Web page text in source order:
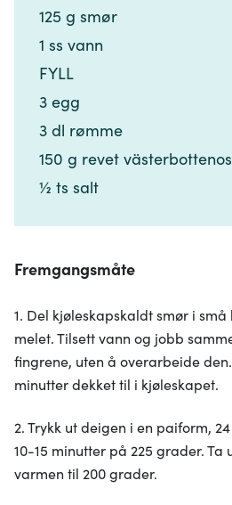
125 g smør​​​​‌ ‍ ​‍​‍‌‍ ‌ ​‍‌‍‍‌‌‍‌ ‌‍‍‌‌‍ ‍​‍​‍​ ‍‍​‍​‍‌ ​ ‌‍​‌‌‍ ‍‌‍‍‌‌ ‌​‌ ‍‌​‍ ‍‌‍‍‌‌‍ ​‍​‍​‍ ​​‍​‍‌‍‍​‌ ​‍‌‍‌‌‌‍‌‍​‍​‍​ ‍‍​‍​‍‌‍‍​‌ ‌​‌ ‌​‌ ​​‌ ​ ​ ‍‍​‍ ​‍ ‌‍​ ‌‍ ‌‌ ​ ​‍ ‍‌‍​ ‌‍‌‌‌ ​‍‌ ‌‍‌‍‌‌‌ ​‍‌‍​‌​‍ ‍‌ ​ ‌‍‌‌​‍ ‌ ​​‌ ​‍‌‍ ‌‍‌​‌ ‌‌‌‍​ ‌ ‌​‌‍‍‌‌‍ ‌‍ ‍​‍ ‌‍‍‌‌‍ ‍‌ ‌​‌‍‌‌‌‍ ‍‌ ‌​​‍ ‌‍‌‌‌‍‌​‌‍‍‌‌ ‌​​‍ ‌‍ ‌‌‍ ‌‍‌​‌‍‌‌​ ‌‌ ​​‌ ​‍‌‍‌‌‌ ​ ‌‍‌‌‌‍ ‍‌ ‌​‌‍​‌‌ ‌​‌‍‍‌‌‍ ‌‍ ‍​ ‍ ‌‍‍‌‌‍‌​​ ‌‌‍‍‌​ ​‌​ ‍​‌‍ ‍​‍ ‍​ ‌‍​ ‌​​ ​‌​ ‌ ​ ​‌​ ​‌‌‍​ ​ ‍​​‍ ‌​ ​​​ ​‍​ ‍​​ ‌​​‍ ‌​ ‌​‌‍‌​‌‍‌​​ ‌‌​‍ ‌‌‍​‌‌‍​‍​ ​‍‌‍‌‌​‍ ‌‌‍‌‌‌‍‌‌​ ‌ ‌‍​‍​ ​ ​ ‌ ‌‍​ ‌‍​‌​ ‌‌‌‍‌​​ ‌​​ ‌‌​‍ ‍‌‍ ‍‌‍ ​ ‍ ‌ ‌​‌ ‍‌‌ ​​‌‍‌‌​ ‌‌ ​​‌‍​‌‌‍‌ ‌‍‌‌​ ‍ ‌ ​​‌‍​‌‌ ‌​‌‍‍​​ ‌‌‍​‍‌‍ ​‌‍ ‌‍​ ‌‍‍ ‌ ​ ​‍‌‌​ ‌‌‌​​‍‌‌ ‌‍‍ ‌‍‌‌‌ ‍‌​‍‌‌​ ​ ‌​‌​​‍‌‌​ ​ ‌​‌​​‍‌‌​ ​‍​ ​‍​ ‌‌​ ​‌​ ​​​ ​ ‌‍‌‍​ ‌‍‌‍​ ‌‍​‍​‍ ‌‌‍​‌‌‍‌‌‌‍‌‌​ ​ ​‍ ‌​ ‌​​ ‍​‌‍​ ‌‍​ ​‍ ‌​ ‍​​ ‍​​ ‌ ‌‍‌​​‍ ‌​ ‍​​ ​​‌‍​‍‌‍‌‍​ ‌​‌‍‌‍​ ‌ ‌‍‌‍​ ‍​​ ‍‌​ ​ ‌‍‌‍​‍‌‌​ ​‍​ ​‍​‍‌‌​ ‌‌‌​‌​​‍ ‍‌‍​ ‌‍ ‌‍ ​‌ ‌‌‌‍ ‌‌‍ ‍‌ ​ ​‍‌‌​ ‌‌‌​​‍‌‌ ‌‍‍ ‌‍‌‌‌ ‍‌​‍‌‌​ ​ ‌​‌​​‍‌‌​ ​ ‌​‌​​‍‌‌​ ​‍​ ​‍​ ‌‍​ ‌‍‌‍​‌‌‍‌‌​ ​ ​ ‌‍‌‍‌​​ ‌‌‌‍​‌‌‍​‍​ ‌​‌‍‌​​‍‌‌​ ​‍​ ​‍​‍‌‌​ ‌‌‌​‌​​‍ ‍‌‍‍‌‌ ‌​‌‍‌‌‌‍ ‌‌ ​ ​‍‌‌​ ‌‌‌​​‍​ ​‍​‍‌‌​ ‌‌‌​‌​​ ‌‍​‍‌‍​‌‌ ​ ‌‍‌‌‌‌‌‌‌ ​‍‌‍ ​​ ‌‌‍‍​‌ ‌​‌ ‌​‌ ​​‌ ​ ​‍‌‌​ ​ ‌​​‌​‍‌‌​ ​‍‌​‌‍​‍‌‌​ ​‍‌​‌‍‌‍​ ‌‍ ‌‌ ​ ​‍ ‍‌‍​ ‌‍‌‌‌ ​‍‌ ‌‍‌‍‌‌‌ ​‍‌‍​‌​‍ ‍‌ ​ ‌‍‌‌​‍‌‍‌‍‍‌‌‍‌​​ ‌‌‍‍‌​ ​‌​ ‍​‌‍ ‍​‍ ‍​ ‌‍​ ‌​​ ​‌​ ‌ ​ ​‌​ ​‌‌‍​ ​ ‍​​‍ ‌​ ​​​ ​‍​ ‍​​ ‌​​‍ ‌​ ‌​‌‍‌​‌‍‌​​ ‌‌​‍ ‌‌‍​‌‌‍​‍​ ​‍‌‍‌‌​‍ ‌‌‍‌‌‌‍‌‌​ ‌ ‌‍​‍​ ​ ​ ‌ ‌‍​ ‌‍​‌​ ‌‌‌‍‌​​ ‌​​ ‌‌​‍ ‍‌‍ ‍‌‍ ​‍‌‍‌ ‌​‌ ‍‌‌ ​​‌‍‌‌​ ‌‌ ​​‌‍​‌‌‍‌ ‌‍‌‌​‍‌‍‌ ​​‌‍​‌‌ ‌​‌‍‍​​ ‌‌‍​‍‌‍ ​‌‍ ‌‍​ ‌‍‍ ‌ ​ ​‍‌‌​ ‌‌‌​​‍‌‌ ‌‍‍ ‌‍‌‌‌ ‍‌​‍‌‌​ ​ ‌​‌​​‍‌‌​ ​ ‌​‌​​‍‌‌​ ​‍​ ​‍​ ‌‌​ ​‌​ ​​​ ​ ‌‍‌‍​ ‌‍‌‍​ ‌‍​‍​‍ ‌‌‍​‌‌‍‌‌‌‍‌‌​ ​ ​‍ ‌​ ‌​​ ‍​‌‍​ ‌‍​ ​‍ ‌​ ‍​​ ‍​​ ‌ ‌‍‌​​‍ ‌​ ‍​​ ​​‌‍​‍‌‍‌‍​ ‌​‌‍‌‍​ ‌ ‌‍‌‍​ ‍​​ ‍‌​ ​ ‌‍‌‍​‍‌‌​ ​‍​ ​‍​‍‌‌​ ‌‌‌​‌​​‍ ‍‌‍​ ‌‍ ‌‍ ​‌ ‌‌‌‍ ‌‌‍ ‍‌ ​ ​‍‌‌​ ‌‌‌​​‍‌‌ ‌‍‍ ‌‍‌‌‌ ‍‌​‍‌‌​ ​ ‌​‌​​‍‌‌​ ​ ‌​‌​​‍‌‌​ ​‍​ ​‍​ ‌‍​ ‌‍‌‍​‌‌‍‌‌​ ​ ​ ‌‍‌‍‌​​ ‌‌‌‍​‌‌‍​‍​ ‌​‌‍‌​​‍‌‌​ ​‍​ ​‍​‍‌‌​ ‌‌‌​‌​​‍ ‍‌‍‍‌‌ ‌​‌‍‌‌‌‍ ‌‌ ​ ​‍‌‌​ ‌‌‌​​‍​ ​‍​‍‌‌​ ‌‌‌​‌​​‍‌‍‌ ‌ ‌‍ ‌ ​‍‌‍‍ ‌ ​ ‌ ​​‌‍​‌‌‍​ ‌‍‌‌​ ‌‌ ​​‌ ​‍‌‍ ‌‍‌​‌ ‌‌‌‍​ ‌ ‌​‌‍‍‌‌‍ ‌‍ ‍​‍‌‍‌ ​​‌‍‌‌‌ ​‍‌ ​ ‌ ​​‌‍‌‌‌‍​ ‌ ‌​‌‍‍‌‌ ‌‍‌‍‌‌​ ‌‌ ​​‌ ‌‌‌‍​‍‌‍ ​‌‍‍‌‌ ​ ‌‍‍​‌‍‌‌‌‍‌​​‍​‍‌ ‌
1 ss vann​​​​‌ ‍ ​‍​‍‌‍ ‌ ​‍‌‍‍‌‌‍‌ ‌‍‍‌‌‍ ‍​‍​‍​ ‍‍​‍​‍‌ ​ ‌‍​‌‌‍ ‍‌‍‍‌‌ ‌​‌ ‍‌​‍ ‍‌‍‍‌‌‍ ​‍​‍​‍ ​​‍​‍‌‍‍​‌ ​‍‌‍‌‌‌‍‌‍​‍​‍​ ‍‍​‍​‍‌‍‍​‌ ‌​‌ ‌​‌ ​​‌ ​ ​ ‍‍​‍ ​‍ ‌‍​ ‌‍ ‌‌ ​ ​‍ ‍‌‍​ ‌‍‌‌‌ ​‍‌ ‌‍‌‍‌‌‌ ​‍‌‍​‌​‍ ‍‌ ​ ‌‍‌‌​‍ ‌ ​​‌ ​‍‌‍ ‌‍‌​‌ ‌‌‌‍​ ‌ ‌​‌‍‍‌‌‍ ‌‍ ‍​‍ ‌‍‍‌‌‍ ‍‌ ‌​‌‍‌‌‌‍ ‍‌ ‌​​‍ ‌‍‌‌‌‍‌​‌‍‍‌‌ ‌​​‍ ‌‍ ‌‌‍ ‌‍‌​‌‍‌‌​ ‌‌ ​​‌ ​‍‌‍‌‌‌ ​ ‌‍‌‌‌‍ ‍‌ ‌​‌‍​‌‌ ‌​‌‍‍‌‌‍ ‌‍ ‍​ ‍ ‌‍‍‌‌‍‌​​ ‌‌‍‍‌​ ​‌​ ‍​‌‍ ‍​‍ ‍​ ‌‍​ ‌​​ ​‌​ ‌ ​ ​‌​ ​‌‌‍​ ​ ‍​​‍ ‌​ ​​​ ​‍​ ‍​​ ‌​​‍ ‌​ ‌​‌‍‌​‌‍‌​​ ‌‌​‍ ‌‌‍​‌‌‍​‍​ ​‍‌‍‌‌​‍ ‌‌‍‌‌‌‍‌‌​ ‌ ‌‍​‍​ ​ ​ ‌ ‌‍​ ‌‍​‌​ ‌‌‌‍‌​​ ‌​​ ‌‌​‍ ‍‌‍ ‍‌‍ ​ ‍ ‌ ‌​‌ ‍‌‌ ​​‌‍‌‌​ ‌‌ ​​‌‍​‌‌‍‌ ‌‍‌‌​ ‍ ‌ ​​‌‍​‌‌ ‌​‌‍‍​​ ‌‌‍​‍‌‍ ​‌‍ ‌‍​ ‌‍‍ ‌ ​ ​‍‌‌​ ‌‌‌​​‍‌‌ ‌‍‍ ‌‍‌‌‌ ‍‌​‍‌‌​ ​ ‌​‌​​‍‌‌​ ​ ‌​‌​​‍‌‌​ ​‍​ ​‍​ ‌‌​ ​‌​ ​​​ ​ ‌‍‌‍​ ‌‍‌‍​ ‌‍​‍​‍ ‌‌‍​‌‌‍‌‌‌‍‌‌​ ​ ​‍ ‌​ ‌​​ ‍​‌‍​ ‌‍​ ​‍ ‌​ ‍​​ ‍​​ ‌ ‌‍‌​​‍ ‌​ ‍​​ ​​‌‍​‍‌‍‌‍​ ‌​‌‍‌‍​ ‌ ‌‍‌‍​ ‍​​ ‍‌​ ​ ‌‍‌‍​‍‌‌​ ​‍​ ​‍​‍‌‌​ ‌‌‌​‌​​‍ ‍‌‍​ ‌‍ ‌‍ ​‌ ‌‌‌‍ ‌‌‍ ‍‌ ​ ​‍‌‌​ ‌‌‌​​‍‌‌ ‌‍‍ ‌‍‌‌‌ ‍‌​‍‌‌​ ​ ‌​‌​​‍‌‌​ ​ ‌​‌​​‍‌‌​ ​‍​ ​‍​ ‌‍​ ‌‍‌‍​‌‌‍‌‌​ ​ ​ ‌‍‌‍‌​​ ‌‌‌‍​‌‌‍​‍​ ‌​‌‍‌​​‍‌‌​ ​‍​ ​‍​‍‌‌​ ‌‌‌​‌​​‍ ‍‌‍‍‌‌ ‌​‌‍‌‌‌‍ ‌‌ ​ ​‍‌‌​ ‌‌‌​​‍​ ​ ​‍‌‌​ ‌‌‌​‌​​ ‌‍​‍‌‍​‌‌ ​ ‌‍‌‌‌‌‌‌‌ ​‍‌‍ ​​ ‌‌‍‍​‌ ‌​‌ ‌​‌ ​​‌ ​ ​‍‌‌​ ​ ‌​​‌​‍‌‌​ ​‍‌​‌‍​‍‌‌​ ​‍‌​‌‍‌‍​ ‌‍ ‌‌ ​ ​‍ ‍‌‍​ ‌‍‌‌‌ ​‍‌ ‌‍‌‍‌‌‌ ​‍‌‍​‌​‍ ‍‌ ​ ‌‍‌‌​‍‌‍‌‍‍‌‌‍‌​​ ‌‌‍‍‌​ ​‌​ ‍​‌‍ ‍​‍ ‍​ ‌‍​ ‌​​ ​‌​ ‌ ​ ​‌​ ​‌‌‍​ ​ ‍​​‍ ‌​ ​​​ ​‍​ ‍​​ ‌​​‍ ‌​ ‌​‌‍‌​‌‍‌​​ ‌‌​‍ ‌‌‍​‌‌‍​‍​ ​‍‌‍‌‌​‍ ‌‌‍‌‌‌‍‌‌​ ‌ ‌‍​‍​ ​ ​ ‌ ‌‍​ ‌‍​‌​ ‌‌‌‍‌​​ ‌​​ ‌‌​‍ ‍‌‍ ‍‌‍ ​‍‌‍‌ ‌​‌ ‍‌‌ ​​‌‍‌‌​ ‌‌ ​​‌‍​‌‌‍‌ ‌‍‌‌​‍‌‍‌ ​​‌‍​‌‌ ‌​‌‍‍​​ ‌‌‍​‍‌‍ ​‌‍ ‌‍​ ‌‍‍ ‌ ​ ​‍‌‌​ ‌‌‌​​‍‌‌ ‌‍‍ ‌‍‌‌‌ ‍‌​‍‌‌​ ​ ‌​‌​​‍‌‌​ ​ ‌​‌​​‍‌‌​ ​‍​ ​‍​ ‌‌​ ​‌​ ​​​ ​ ‌‍‌‍​ ‌‍‌‍​ ‌‍​‍​‍ ‌‌‍​‌‌‍‌‌‌‍‌‌​ ​ ​‍ ‌​ ‌​​ ‍​‌‍​ ‌‍​ ​‍ ‌​ ‍​​ ‍​​ ‌ ‌‍‌​​‍ ‌​ ‍​​ ​​‌‍​‍‌‍‌‍​ ‌​‌‍‌‍​ ‌ ‌‍‌‍​ ‍​​ ‍‌​ ​ ‌‍‌‍​‍‌‌​ ​‍​ ​‍​‍‌‌​ ‌‌‌​‌​​‍ ‍‌‍​ ‌‍ ‌‍ ​‌ ‌‌‌‍ ‌‌‍ ‍‌ ​ ​‍‌‌​ ‌‌‌​​‍‌‌ ‌‍‍ ‌‍‌‌‌ ‍‌​‍‌‌​ ​ ‌​‌​​‍‌‌​ ​ ‌​‌​​‍‌‌​ ​‍​ ​‍​ ‌‍​ ‌‍‌‍​‌‌‍‌‌​ ​ ​ ‌‍‌‍‌​​ ‌‌‌‍​‌‌‍​‍​ ‌​‌‍‌​​‍‌‌​ ​‍​ ​‍​‍‌‌​ ‌‌‌​‌​​‍ ‍‌‍‍‌‌ ‌​‌‍‌‌‌‍ ‌‌ ​ ​‍‌‌​ ‌‌‌​​‍​ ​ ​‍‌‌​ ‌‌‌​‌​​‍‌‍‌ ‌ ‌‍ ‌ ​‍‌‍‍ ‌ ​ ‌ ​​‌‍​‌‌‍​ ‌‍‌‌​ ‌‌ ​​‌ ​‍‌‍ ‌‍‌​‌ ‌‌‌‍​ ‌ ‌​‌‍‍‌‌‍ ‌‍ ‍​‍‌‍‌ ​​‌‍‌‌‌ ​‍‌ ​ ‌ ​​‌‍‌‌‌‍​ ‌ ‌​‌‍‍‌‌ ‌‍‌‍‌‌​ ‌‌ ​​‌ ‌‌‌‍​‍‌‍ ​‌‍‍‌‌ ​ ‌‍‍​‌‍‌‌‌‍‌​​‍​‍‌ ‌
FYLL​​​​‌ ‍ ​‍​‍‌‍ ‌ ​‍‌‍‍‌‌‍‌ ‌‍‍‌‌‍ ‍​‍​‍​ ‍‍​‍​‍‌ ​ ‌‍​‌‌‍ ‍‌‍‍‌‌ ‌​‌ ‍‌​‍ ‍‌‍‍‌‌‍ ​‍​‍​‍ ​​‍​‍‌‍‍​‌ ​‍‌‍‌‌‌‍‌‍​‍​‍​ ‍‍​‍​‍‌‍‍​‌ ‌​‌ ‌​‌ ​​‌ ​ ​ ‍‍​‍ ​‍ ‌‍​ ‌‍ ‌‌ ​ ​‍ ‍‌‍​ ‌‍‌‌‌ ​‍‌ ‌‍‌‍‌‌‌ ​‍‌‍​‌​‍ ‍‌ ​ ‌‍‌‌​‍ ‌ ​​‌ ​‍‌‍ ‌‍‌​‌ ‌‌‌‍​ ‌ ‌​‌‍‍‌‌‍ ‌‍ ‍​‍ ‌‍‍‌‌‍ ‍‌ ‌​‌‍‌‌‌‍ ‍‌ ‌​​‍ ‌‍‌‌‌‍‌​‌‍‍‌‌ ‌​​‍ ‌‍ ‌‌‍ ‌‍‌​‌‍‌‌​ ‌‌ ​​‌ ​‍‌‍‌‌‌ ​ ‌‍‌‌‌‍ ‍‌ ‌​‌‍​‌‌ ‌​‌‍‍‌‌‍ ‌‍ ‍​ ‍ ‌‍‍‌‌‍‌​​ ‌‌‍‍‌​ ​‌​ ‍​‌‍ ‍​‍ ‍​ ‌‍​ ‌​​ ​‌​ ‌ ​ ​‌​ ​‌‌‍​ ​ ‍​​‍ ‌​ ​​​ ​‍​ ‍​​ ‌​​‍ ‌​ ‌​‌‍‌​‌‍‌​​ ‌‌​‍ ‌‌‍​‌‌‍​‍​ ​‍‌‍‌‌​‍ ‌‌‍‌‌‌‍‌‌​ ‌ ‌‍​‍​ ​ ​ ‌ ‌‍​ ‌‍​‌​ ‌‌‌‍‌​​ ‌​​ ‌‌​‍ ‍‌‍ ‍‌‍ ​ ‍ ‌ ‌​‌ ‍‌‌ ​​‌‍‌‌​ ‌‌ ​​‌‍​‌‌‍‌ ‌‍‌‌​ ‍ ‌ ​​‌‍​‌‌ ‌​‌‍‍​​ ‌‌‍​‍‌‍ ​‌‍ ‌‍​ ‌‍‍ ‌ ​ ​‍‌‌​ ‌‌‌​​‍‌‌ ‌‍‍ ‌‍‌‌‌ ‍‌​‍‌‌​ ​ ‌​‌​​‍‌‌​ ​ ‌​‌​​‍‌‌​ ​‍​ ​‍​ ‌‌​ ​‌​ ​​​ ​ ‌‍‌‍​ ‌‍‌‍​ ‌‍​‍​‍ ‌‌‍​‌‌‍‌‌‌‍‌‌​ ​ ​‍ ‌​ ‌​​ ‍​‌‍​ ‌‍​ ​‍ ‌​ ‍​​ ‍​​ ‌ ‌‍‌​​‍ ‌​ ‍​​ ​​‌‍​‍‌‍‌‍​ ‌​‌‍‌‍​ ‌ ‌‍‌‍​ ‍​​ ‍‌​ ​ ‌‍‌‍​‍‌‌​ ​‍​ ​‍​‍‌‌​ ‌‌‌​‌​​‍ ‍‌‍​ ‌‍ ‌‍ ​‌ ‌‌‌‍ ‌‌‍ ‍‌ ​ ​‍‌‌​ ‌‌‌​​‍‌‌ ‌‍‍ ‌‍‌‌‌ ‍‌​‍‌‌​ ​ ‌​‌​​‍‌‌​ ​ ‌​‌​​‍‌‌​ ​‍​ ​‍​ ‌‍​ ‌‍‌‍​‌‌‍‌‌​ ​ ​ ‌‍‌‍‌​​ ‌‌‌‍​‌‌‍​‍​ ‌​‌‍‌​​‍‌‌​ ​‍​ ​‍​‍‌‌​ ‌‌‌​‌​​‍ ‍‌‍‍‌‌ ‌​‌‍‌‌‌‍ ‌‌ ​ ​‍‌‌​ ‌‌‌​​‍​ ‌​​‍‌‌​ ‌‌‌​‌​​ ‌‍​‍‌‍​‌‌ ​ ‌‍‌‌‌‌‌‌‌ ​‍‌‍ ​​ ‌‌‍‍​‌ ‌​‌ ‌​‌ ​​‌ ​ ​‍‌‌​ ​ ‌​​‌​‍‌‌​ ​‍‌​‌‍​‍‌‌​ ​‍‌​‌‍‌‍​ ‌‍ ‌‌ ​ ​‍ ‍‌‍​ ‌‍‌‌‌ ​‍‌ ‌‍‌‍‌‌‌ ​‍‌‍​‌​‍ ‍‌ ​ ‌‍‌‌​‍‌‍‌‍‍‌‌‍‌​​ ‌‌‍‍‌​ ​‌​ ‍​‌‍ ‍​‍ ‍​ ‌‍​ ‌​​ ​‌​ ‌ ​ ​‌​ ​‌‌‍​ ​ ‍​​‍ ‌​ ​​​ ​‍​ ‍​​ ‌​​‍ ‌​ ‌​‌‍‌​‌‍‌​​ ‌‌​‍ ‌‌‍​‌‌‍​‍​ ​‍‌‍‌‌​‍ ‌‌‍‌‌‌‍‌‌​ ‌ ‌‍​‍​ ​ ​ ‌ ‌‍​ ‌‍​‌​ ‌‌‌‍‌​​ ‌​​ ‌‌​‍ ‍‌‍ ‍‌‍ ​‍‌‍‌ ‌​‌ ‍‌‌ ​​‌‍‌‌​ ‌‌ ​​‌‍​‌‌‍‌ ‌‍‌‌​‍‌‍‌ ​​‌‍​‌‌ ‌​‌‍‍​​ ‌‌‍​‍‌‍ ​‌‍ ‌‍​ ‌‍‍ ‌ ​ ​‍‌‌​ ‌‌‌​​‍‌‌ ‌‍‍ ‌‍‌‌‌ ‍‌​‍‌‌​ ​ ‌​‌​​‍‌‌​ ​ ‌​‌​​‍‌‌​ ​‍​ ​‍​ ‌‌​ ​‌​ ​​​ ​ ‌‍‌‍​ ‌‍‌‍​ ‌‍​‍​‍ ‌‌‍​‌‌‍‌‌‌‍‌‌​ ​ ​‍ ‌​ ‌​​ ‍​‌‍​ ‌‍​ ​‍ ‌​ ‍​​ ‍​​ ‌ ‌‍‌​​‍ ‌​ ‍​​ ​​‌‍​‍‌‍‌‍​ ‌​‌‍‌‍​ ‌ ‌‍‌‍​ ‍​​ ‍‌​ ​ ‌‍‌‍​‍‌‌​ ​‍​ ​‍​‍‌‌​ ‌‌‌​‌​​‍ ‍‌‍​ ‌‍ ‌‍ ​‌ ‌‌‌‍ ‌‌‍ ‍‌ ​ ​‍‌‌​ ‌‌‌​​‍‌‌ ‌‍‍ ‌‍‌‌‌ ‍‌​‍‌‌​ ​ ‌​‌​​‍‌‌​ ​ ‌​‌​​‍‌‌​ ​‍​ ​‍​ ‌‍​ ‌‍‌‍​‌‌‍‌‌​ ​ ​ ‌‍‌‍‌​​ ‌‌‌‍​‌‌‍​‍​ ‌​‌‍‌​​‍‌‌​ ​‍​ ​‍​‍‌‌​ ‌‌‌​‌​​‍ ‍‌‍‍‌‌ ‌​‌‍‌‌‌‍ ‌‌ ​ ​‍‌‌​ ‌‌‌​​‍​ ‌​​‍‌‌​ ‌‌‌​‌​​‍‌‍‌ ‌ ‌‍ ‌ ​‍‌‍‍ ‌ ​ ‌ ​​‌‍​‌‌‍​ ‌‍‌‌​ ‌‌ ​​‌ ​‍‌‍ ‌‍‌​‌ ‌‌‌‍​ ‌ ‌​‌‍‍‌‌‍ ‌‍ ‍​‍‌‍‌ ​​‌‍‌‌‌ ​‍‌ ​ ‌ ​​‌‍‌‌‌‍​ ‌ ‌​‌‍‍‌‌ ‌‍‌‍‌‌​ ‌‌ ​​‌ ‌‌‌‍​‍‌‍ ​‌‍‍‌‌ ​ ‌‍‍​‌‍‌‌‌‍‌​​‍​‍‌ ‌
3 egg​​​​‌ ‍ ​‍​‍‌‍ ‌ ​‍‌‍‍‌‌‍‌ ‌‍‍‌‌‍ ‍​‍​‍​ ‍‍​‍​‍‌ ​ ‌‍​‌‌‍ ‍‌‍‍‌‌ ‌​‌ ‍‌​‍ ‍‌‍‍‌‌‍ ​‍​‍​‍ ​​‍​‍‌‍‍​‌ ​‍‌‍‌‌‌‍‌‍​‍​‍​ ‍‍​‍​‍‌‍‍​‌ ‌​‌ ‌​‌ ​​‌ ​ ​ ‍‍​‍ ​‍ ‌‍​ ‌‍ ‌‌ ​ ​‍ ‍‌‍​ ‌‍‌‌‌ ​‍‌ ‌‍‌‍‌‌‌ ​‍‌‍​‌​‍ ‍‌ ​ ‌‍‌‌​‍ ‌ ​​‌ ​‍‌‍ ‌‍‌​‌ ‌‌‌‍​ ‌ ‌​‌‍‍‌‌‍ ‌‍ ‍​‍ ‌‍‍‌‌‍ ‍‌ ‌​‌‍‌‌‌‍ ‍‌ ‌​​‍ ‌‍‌‌‌‍‌​‌‍‍‌‌ ‌​​‍ ‌‍ ‌‌‍ ‌‍‌​‌‍‌‌​ ‌‌ ​​‌ ​‍‌‍‌‌‌ ​ ‌‍‌‌‌‍ ‍‌ ‌​‌‍​‌‌ ‌​‌‍‍‌‌‍ ‌‍ ‍​ ‍ ‌‍‍‌‌‍‌​​ ‌‌‍‍‌​ ​‌​ ‍​‌‍ ‍​‍ ‍​ ‌‍​ ‌​​ ​‌​ ‌ ​ ​‌​ ​‌‌‍​ ​ ‍​​‍ ‌​ ​​​ ​‍​ ‍​​ ‌​​‍ ‌​ ‌​‌‍‌​‌‍‌​​ ‌‌​‍ ‌‌‍​‌‌‍​‍​ ​‍‌‍‌‌​‍ ‌‌‍‌‌‌‍‌‌​ ‌ ‌‍​‍​ ​ ​ ‌ ‌‍​ ‌‍​‌​ ‌‌‌‍‌​​ ‌​​ ‌‌​‍ ‍‌‍ ‍‌‍ ​ ‍ ‌ ‌​‌ ‍‌‌ ​​‌‍‌‌​ ‌‌ ​​‌‍​‌‌‍‌ ‌‍‌‌​ ‍ ‌ ​​‌‍​‌‌ ‌​‌‍‍​​ ‌‌‍​‍‌‍ ​‌‍ ‌‍​ ‌‍‍ ‌ ​ ​‍‌‌​ ‌‌‌​​‍‌‌ ‌‍‍ ‌‍‌‌‌ ‍‌​‍‌‌​ ​ ‌​‌​​‍‌‌​ ​ ‌​‌​​‍‌‌​ ​‍​ ​‍​ ‌‌​ ​‌​ ​​​ ​ ‌‍‌‍​ ‌‍‌‍​ ‌‍​‍​‍ ‌‌‍​‌‌‍‌‌‌‍‌‌​ ​ ​‍ ‌​ ‌​​ ‍​‌‍​ ‌‍​ ​‍ ‌​ ‍​​ ‍​​ ‌ ‌‍‌​​‍ ‌​ ‍​​ ​​‌‍​‍‌‍‌‍​ ‌​‌‍‌‍​ ‌ ‌‍‌‍​ ‍​​ ‍‌​ ​ ‌‍‌‍​‍‌‌​ ​‍​ ​‍​‍‌‌​ ‌‌‌​‌​​‍ ‍‌‍​ ‌‍ ‌‍ ​‌ ‌‌‌‍ ‌‌‍ ‍‌ ​ ​‍‌‌​ ‌‌‌​​‍‌‌ ‌‍‍ ‌‍‌‌‌ ‍‌​‍‌‌​ ​ ‌​‌​​‍‌‌​ ​ ‌​‌​​‍‌‌​ ​‍​ ​‍​ ‌‍​ ‌‍‌‍​‌‌‍‌‌​ ​ ​ ‌‍‌‍‌​​ ‌‌‌‍​‌‌‍​‍​ ‌​‌‍‌​​‍‌‌​ ​‍​ ​‍​‍‌‌​ ‌‌‌​‌​​‍ ‍‌‍‍‌‌ ‌​‌‍‌‌‌‍ ‌‌ ​ ​‍‌‌​ ‌‌‌​​‍​ ‌‌​‍‌‌​ ‌‌‌​‌​​ ‌‍​‍‌‍​‌‌ ​ ‌‍‌‌‌‌‌‌‌ ​‍‌‍ ​​ ‌‌‍‍​‌ ‌​‌ ‌​‌ ​​‌ ​ ​‍‌‌​ ​ ‌​​‌​‍‌‌​ ​‍‌​‌‍​‍‌‌​ ​‍‌​‌‍‌‍​ ‌‍ ‌‌ ​ ​‍ ‍‌‍​ ‌‍‌‌‌ ​‍‌ ‌‍‌‍‌‌‌ ​‍‌‍​‌​‍ ‍‌ ​ ‌‍‌‌​‍‌‍‌‍‍‌‌‍‌​​ ‌‌‍‍‌​ ​‌​ ‍​‌‍ ‍​‍ ‍​ ‌‍​ ‌​​ ​‌​ ‌ ​ ​‌​ ​‌‌‍​ ​ ‍​​‍ ‌​ ​​​ ​‍​ ‍​​ ‌​​‍ ‌​ ‌​‌‍‌​‌‍‌​​ ‌‌​‍ ‌‌‍​‌‌‍​‍​ ​‍‌‍‌‌​‍ ‌‌‍‌‌‌‍‌‌​ ‌ ‌‍​‍​ ​ ​ ‌ ‌‍​ ‌‍​‌​ ‌‌‌‍‌​​ ‌​​ ‌‌​‍ ‍‌‍ ‍‌‍ ​‍‌‍‌ ‌​‌ ‍‌‌ ​​‌‍‌‌​ ‌‌ ​​‌‍​‌‌‍‌ ‌‍‌‌​‍‌‍‌ ​​‌‍​‌‌ ‌​‌‍‍​​ ‌‌‍​‍‌‍ ​‌‍ ‌‍​ ‌‍‍ ‌ ​ ​‍‌‌​ ‌‌‌​​‍‌‌ ‌‍‍ ‌‍‌‌‌ ‍‌​‍‌‌​ ​ ‌​‌​​‍‌‌​ ​ ‌​‌​​‍‌‌​ ​‍​ ​‍​ ‌‌​ ​‌​ ​​​ ​ ‌‍‌‍​ ‌‍‌‍​ ‌‍​‍​‍ ‌‌‍​‌‌‍‌‌‌‍‌‌​ ​ ​‍ ‌​ ‌​​ ‍​‌‍​ ‌‍​ ​‍ ‌​ ‍​​ ‍​​ ‌ ‌‍‌​​‍ ‌​ ‍​​ ​​‌‍​‍‌‍‌‍​ ‌​‌‍‌‍​ ‌ ‌‍‌‍​ ‍​​ ‍‌​ ​ ‌‍‌‍​‍‌‌​ ​‍​ ​‍​‍‌‌​ ‌‌‌​‌​​‍ ‍‌‍​ ‌‍ ‌‍ ​‌ ‌‌‌‍ ‌‌‍ ‍‌ ​ ​‍‌‌​ ‌‌‌​​‍‌‌ ‌‍‍ ‌‍‌‌‌ ‍‌​‍‌‌​ ​ ‌​‌​​‍‌‌​ ​ ‌​‌​​‍‌‌​ ​‍​ ​‍​ ‌‍​ ‌‍‌‍​‌‌‍‌‌​ ​ ​ ‌‍‌‍‌​​ ‌‌‌‍​‌‌‍​‍​ ‌​‌‍‌​​‍‌‌​ ​‍​ ​‍​‍‌‌​ ‌‌‌​‌​​‍ ‍‌‍‍‌‌ ‌​‌‍‌‌‌‍ ‌‌ ​ ​‍‌‌​ ‌‌‌​​‍​ ‌‌​‍‌‌​ ‌‌‌​‌​​‍‌‍‌ ‌ ‌‍ ‌ ​‍‌‍‍ ‌ ​ ‌ ​​‌‍​‌‌‍​ ‌‍‌‌​ ‌‌ ​​‌ ​‍‌‍ ‌‍‌​‌ ‌‌‌‍​ ‌ ‌​‌‍‍‌‌‍ ‌‍ ‍​‍‌‍‌ ​​‌‍‌‌‌ ​‍‌ ​ ‌ ​​‌‍‌‌‌‍​ ‌ ‌​‌‍‍‌‌ ‌‍‌‍‌‌​ ‌‌ ​​‌ ‌‌‌‍​‍‌‍ ​‌‍‍‌‌ ​ ‌‍‍​‌‍‌‌‌‍‌​​‍​‍‌ ‌
3 dl rømme​​​​‌ ‍ ​‍​‍‌‍ ‌ ​‍‌‍‍‌‌‍‌ ‌‍‍‌‌‍ ‍​‍​‍​ ‍‍​‍​‍‌ ​ ‌‍​‌‌‍ ‍‌‍‍‌‌ ‌​‌ ‍‌​‍ ‍‌‍‍‌‌‍ ​‍​‍​‍ ​​‍​‍‌‍‍​‌ ​‍‌‍‌‌‌‍‌‍​‍​‍​ ‍‍​‍​‍‌‍‍​‌ ‌​‌ ‌​‌ ​​‌ ​ ​ ‍‍​‍ ​‍ ‌‍​ ‌‍ ‌‌ ​ ​‍ ‍‌‍​ ‌‍‌‌‌ ​‍‌ ‌‍‌‍‌‌‌ ​‍‌‍​‌​‍ ‍‌ ​ ‌‍‌‌​‍ ‌ ​​‌ ​‍‌‍ ‌‍‌​‌ ‌‌‌‍​ ‌ ‌​‌‍‍‌‌‍ ‌‍ ‍​‍ ‌‍‍‌‌‍ ‍‌ ‌​‌‍‌‌‌‍ ‍‌ ‌​​‍ ‌‍‌‌‌‍‌​‌‍‍‌‌ ‌​​‍ ‌‍ ‌‌‍ ‌‍‌​‌‍‌‌​ ‌‌ ​​‌ ​‍‌‍‌‌‌ ​ ‌‍‌‌‌‍ ‍‌ ‌​‌‍​‌‌ ‌​‌‍‍‌‌‍ ‌‍ ‍​ ‍ ‌‍‍‌‌‍‌​​ ‌‌‍‍‌​ ​‌​ ‍​‌‍ ‍​‍ ‍​ ‌‍​ ‌​​ ​‌​ ‌ ​ ​‌​ ​‌‌‍​ ​ ‍​​‍ ‌​ ​​​ ​‍​ ‍​​ ‌​​‍ ‌​ ‌​‌‍‌​‌‍‌​​ ‌‌​‍ ‌‌‍​‌‌‍​‍​ ​‍‌‍‌‌​‍ ‌‌‍‌‌‌‍‌‌​ ‌ ‌‍​‍​ ​ ​ ‌ ‌‍​ ‌‍​‌​ ‌‌‌‍‌​​ ‌​​ ‌‌​‍ ‍‌‍ ‍‌‍ ​ ‍ ‌ ‌​‌ ‍‌‌ ​​‌‍‌‌​ ‌‌ ​​‌‍​‌‌‍‌ ‌‍‌‌​ ‍ ‌ ​​‌‍​‌‌ ‌​‌‍‍​​ ‌‌‍​‍‌‍ ​‌‍ ‌‍​ ‌‍‍ ‌ ​ ​‍‌‌​ ‌‌‌​​‍‌‌ ‌‍‍ ‌‍‌‌‌ ‍‌​‍‌‌​ ​ ‌​‌​​‍‌‌​ ​ ‌​‌​​‍‌‌​ ​‍​ ​‍​ ‌‌​ ​‌​ ​​​ ​ ‌‍‌‍​ ‌‍‌‍​ ‌‍​‍​‍ ‌‌‍​‌‌‍‌‌‌‍‌‌​ ​ ​‍ ‌​ ‌​​ ‍​‌‍​ ‌‍​ ​‍ ‌​ ‍​​ ‍​​ ‌ ‌‍‌​​‍ ‌​ ‍​​ ​​‌‍​‍‌‍‌‍​ ‌​‌‍‌‍​ ‌ ‌‍‌‍​ ‍​​ ‍‌​ ​ ‌‍‌‍​‍‌‌​ ​‍​ ​‍​‍‌‌​ ‌‌‌​‌​​‍ ‍‌‍​ ‌‍ ‌‍ ​‌ ‌‌‌‍ ‌‌‍ ‍‌ ​ ​‍‌‌​ ‌‌‌​​‍‌‌ ‌‍‍ ‌‍‌‌‌ ‍‌​‍‌‌​ ​ ‌​‌​​‍‌‌​ ​ ‌​‌​​‍‌‌​ ​‍​ ​‍​ ‌‍​ ‌‍‌‍​‌‌‍‌‌​ ​ ​ ‌‍‌‍‌​​ ‌‌‌‍​‌‌‍​‍​ ‌​‌‍‌​​‍‌‌​ ​‍​ ​‍​‍‌‌​ ‌‌‌​‌​​‍ ‍‌‍‍‌‌ ‌​‌‍‌‌‌‍ ‌‌ ​ ​‍‌‌​ ‌‌‌​​‍​ ‌‍​‍‌‌​ ‌‌‌​‌​​ ‌‍​‍‌‍​‌‌ ​ ‌‍‌‌‌‌‌‌‌ ​‍‌‍ ​​ ‌‌‍‍​‌ ‌​‌ ‌​‌ ​​‌ ​ ​‍‌‌​ ​ ‌​​‌​‍‌‌​ ​‍‌​‌‍​‍‌‌​ ​‍‌​‌‍‌‍​ ‌‍ ‌‌ ​ ​‍ ‍‌‍​ ‌‍‌‌‌ ​‍‌ ‌‍‌‍‌‌‌ ​‍‌‍​‌​‍ ‍‌ ​ ‌‍‌‌​‍‌‍‌‍‍‌‌‍‌​​ ‌‌‍‍‌​ ​‌​ ‍​‌‍ ‍​‍ ‍​ ‌‍​ ‌​​ ​‌​ ‌ ​ ​‌​ ​‌‌‍​ ​ ‍​​‍ ‌​ ​​​ ​‍​ ‍​​ ‌​​‍ ‌​ ‌​‌‍‌​‌‍‌​​ ‌‌​‍ ‌‌‍​‌‌‍​‍​ ​‍‌‍‌‌​‍ ‌‌‍‌‌‌‍‌‌​ ‌ ‌‍​‍​ ​ ​ ‌ ‌‍​ ‌‍​‌​ ‌‌‌‍‌​​ ‌​​ ‌‌​‍ ‍‌‍ ‍‌‍ ​‍‌‍‌ ‌​‌ ‍‌‌ ​​‌‍‌‌​ ‌‌ ​​‌‍​‌‌‍‌ ‌‍‌‌​‍‌‍‌ ​​‌‍​‌‌ ‌​‌‍‍​​ ‌‌‍​‍‌‍ ​‌‍ ‌‍​ ‌‍‍ ‌ ​ ​‍‌‌​ ‌‌‌​​‍‌‌ ‌‍‍ ‌‍‌‌‌ ‍‌​‍‌‌​ ​ ‌​‌​​‍‌‌​ ​ ‌​‌​​‍‌‌​ ​‍​ ​‍​ ‌‌​ ​‌​ ​​​ ​ ‌‍‌‍​ ‌‍‌‍​ ‌‍​‍​‍ ‌‌‍​‌‌‍‌‌‌‍‌‌​ ​ ​‍ ‌​ ‌​​ ‍​‌‍​ ‌‍​ ​‍ ‌​ ‍​​ ‍​​ ‌ ‌‍‌​​‍ ‌​ ‍​​ ​​‌‍​‍‌‍‌‍​ ‌​‌‍‌‍​ ‌ ‌‍‌‍​ ‍​​ ‍‌​ ​ ‌‍‌‍​‍‌‌​ ​‍​ ​‍​‍‌‌​ ‌‌‌​‌​​‍ ‍‌‍​ ‌‍ ‌‍ ​‌ ‌‌‌‍ ‌‌‍ ‍‌ ​ ​‍‌‌​ ‌‌‌​​‍‌‌ ‌‍‍ ‌‍‌‌‌ ‍‌​‍‌‌​ ​ ‌​‌​​‍‌‌​ ​ ‌​‌​​‍‌‌​ ​‍​ ​‍​ ‌‍​ ‌‍‌‍​‌‌‍‌‌​ ​ ​ ‌‍‌‍‌​​ ‌‌‌‍​‌‌‍​‍​ ‌​‌‍‌​​‍‌‌​ ​‍​ ​‍​‍‌‌​ ‌‌‌​‌​​‍ ‍‌‍‍‌‌ ‌​‌‍‌‌‌‍ ‌‌ ​ ​‍‌‌​ ‌‌‌​​‍​ ‌‍​‍‌‌​ ‌‌‌​‌​​‍‌‍‌ ‌ ‌‍ ‌ ​‍‌‍‍ ‌ ​ ‌ ​​‌‍​‌‌‍​ ‌‍‌‌​ ‌‌ ​​‌ ​‍‌‍ ‌‍‌​‌ ‌‌‌‍​ ‌ ‌​‌‍‍‌‌‍ ‌‍ ‍​‍‌‍‌ ​​‌‍‌‌‌ ​‍‌ ​ ‌ ​​‌‍‌‌‌‍​ ‌ ‌​‌‍‍‌‌ ‌‍‌‍‌‌​ ‌‌ ​​‌ ‌‌‌‍​‍‌‍ ​‌‍‍‌‌ ​ ‌‍‍​‌‍‌‌‌‍‌​​‍​‍‌ ‌
150 g revet västerbottenost​​​​‌
½ ts salt​​​​‌ ‍ ​‍​‍‌‍ ‌ ​‍‌‍‍‌‌‍‌ ‌‍‍‌‌‍ ‍​‍​‍​ ‍‍​‍​‍‌ ​ ‌‍​‌‌‍ ‍‌‍‍‌‌ ‌​‌ ‍‌​‍ ‍‌‍‍‌‌‍ ​‍​‍​‍ ​​‍​‍‌‍‍​‌ ​‍‌‍‌‌‌‍‌‍​‍​‍​ ‍‍​‍​‍‌‍‍​‌ ‌​‌ ‌​‌ ​​‌ ​ ​ ‍‍​‍ ​‍ ‌‍​ ‌‍ ‌‌ ​ ​‍ ‍‌‍​ ‌‍‌‌‌ ​‍‌ ‌‍‌‍‌‌‌ ​‍‌‍​‌​‍ ‍‌ ​ ‌‍‌‌​‍ ‌ ​​‌ ​‍‌‍ ‌‍‌​‌ ‌‌‌‍​ ‌ ‌​‌‍‍‌‌‍ ‌‍ ‍​‍ ‌‍‍‌‌‍ ‍‌ ‌​‌‍‌‌‌‍ ‍‌ ‌​​‍ ‌‍‌‌‌‍‌​‌‍‍‌‌ ‌​​‍ ‌‍ ‌‌‍ ‌‍‌​‌‍‌‌​ ‌‌ ​​‌ ​‍‌‍‌‌‌ ​ ‌‍‌‌‌‍ ‍‌ ‌​‌‍​‌‌ ‌​‌‍‍‌‌‍ ‌‍ ‍​ ‍ ‌‍‍‌‌‍‌​​ ‌‌‍‍‌​ ​‌​ ‍​‌‍ ‍​‍ ‍​ ‌‍​ ‌​​ ​‌​ ‌ ​ ​‌​ ​‌‌‍​ ​ ‍​​‍ ‌​ ​​​ ​‍​ ‍​​ ‌​​‍ ‌​ ‌​‌‍‌​‌‍‌​​ ‌‌​‍ ‌‌‍​‌‌‍​‍​ ​‍‌‍‌‌​‍ ‌‌‍‌‌‌‍‌‌​ ‌ ‌‍​‍​ ​ ​ ‌ ‌‍​ ‌‍​‌​ ‌‌‌‍‌​​ ‌​​ ‌‌​‍ ‍‌‍ ‍‌‍ ​ ‍ ‌ ‌​‌ ‍‌‌ ​​‌‍‌‌​ ‌‌ ​​‌‍​‌‌‍‌ ‌‍‌‌​ ‍ ‌ ​​‌‍​‌‌ ‌​‌‍‍​​ ‌‌‍​‍‌‍ ​‌‍ ‌‍​ ‌‍‍ ‌ ​ ​‍‌‌​ ‌‌‌​​‍‌‌ ‌‍‍ ‌‍‌‌‌ ‍‌​‍‌‌​ ​ ‌​‌​​‍‌‌​ ​ ‌​‌​​‍‌‌​ ​‍​ ​‍​ ‌‌​ ​‌​ ​​​ ​ ‌‍‌‍​ ‌‍‌‍​ ‌‍​‍​‍ ‌‌‍​‌‌‍‌‌‌‍‌‌​ ​ ​‍ ‌​ ‌​​ ‍​‌‍​ ‌‍​ ​‍ ‌​ ‍​​ ‍​​ ‌ ‌‍‌​​‍ ‌​ ‍​​ ​​‌‍​‍‌‍‌‍​ ‌​‌‍‌‍​ ‌ ‌‍‌‍​ ‍​​ ‍‌​ ​ ‌‍‌‍​‍‌‌​ ​‍​ ​‍​‍‌‌​ ‌‌‌​‌​​‍ ‍‌‍​ ‌‍ ‌‍ ​‌ ‌‌‌‍ ‌‌‍ ‍‌ ​ ​‍‌‌​ ‌‌‌​​‍‌‌ ‌‍‍ ‌‍‌‌‌ ‍‌​‍‌‌​ ​ ‌​‌​​‍‌‌​ ​ ‌​‌​​‍‌‌​ ​‍​ ​‍​ ‌‍​ ‌‍‌‍​‌‌‍‌‌​ ​ ​ ‌‍‌‍‌​​ ‌‌‌‍​‌‌‍​‍​ ‌​‌‍‌​​‍‌‌​ ​‍​ ​‍​‍‌‌​ ‌‌‌​‌​​‍ ‍‌‍‍‌‌ ‌​‌‍‌‌‌‍ ‌‌ ​ ​‍‌‌​ ‌‌‌​​‍​ ‍​​‍‌‌​ ‌‌‌​‌​​ ‌‍​‍‌‍​‌‌ ​ ‌‍‌‌‌‌‌‌‌ ​‍‌‍ ​​ ‌‌‍‍​‌ ‌​‌ ‌​‌ ​​‌ ​ ​‍‌‌​ ​ ‌​​‌​‍‌‌​ ​‍‌​‌‍​‍‌‌​ ​‍‌​‌‍‌‍​ ‌‍ ‌‌ ​ ​‍ ‍‌‍​ ‌‍‌‌‌ ​‍‌ ‌‍‌‍‌‌‌ ​‍‌‍​‌​‍ ‍‌ ​ ‌‍‌‌​‍‌‍‌‍‍‌‌‍‌​​ ‌‌‍‍‌​ ​‌​ ‍​‌‍ ‍​‍ ‍​ ‌‍​ ‌​​ ​‌​ ‌ ​ ​‌​ ​‌‌‍​ ​ ‍​​‍ ‌​ ​​​ ​‍​ ‍​​ ‌​​‍ ‌​ ‌​‌‍‌​‌‍‌​​ ‌‌​‍ ‌‌‍​‌‌‍​‍​ ​‍‌‍‌‌​‍ ‌‌‍‌‌‌‍‌‌​ ‌ ‌‍​‍​ ​ ​ ‌ ‌‍​ ‌‍​‌​ ‌‌‌‍‌​​ ‌​​ ‌‌​‍ ‍‌‍ ‍‌‍ ​‍‌‍‌ ‌​‌ ‍‌‌ ​​‌‍‌‌​ ‌‌ ​​‌‍​‌‌‍‌ ‌‍‌‌​‍‌‍‌ ​​‌‍​‌‌ ‌​‌‍‍​​ ‌‌‍​‍‌‍ ​‌‍ ‌‍​ ‌‍‍ ‌ ​ ​‍‌‌​ ‌‌‌​​‍‌‌ ‌‍‍ ‌‍‌‌‌ ‍‌​‍‌‌​ ​ ‌​‌​​‍‌‌​ ​ ‌​‌​​‍‌‌​ ​‍​ ​‍​ ‌‌​ ​‌​ ​​​ ​ ‌‍‌‍​ ‌‍‌‍​ ‌‍​‍​‍ ‌‌‍​‌‌‍‌‌‌‍‌‌​ ​ ​‍ ‌​ ‌​​ ‍​‌‍​ ‌‍​ ​‍ ‌​ ‍​​ ‍​​ ‌ ‌‍‌​​‍ ‌​ ‍​​ ​​‌‍​‍‌‍‌‍​ ‌​‌‍‌‍​ ‌ ‌‍‌‍​ ‍​​ ‍‌​ ​ ‌‍‌‍​‍‌‌​ ​‍​ ​‍​‍‌‌​ ‌‌‌​‌​​‍ ‍‌‍​ ‌‍ ‌‍ ​‌ ‌‌‌‍ ‌‌‍ ‍‌ ​ ​‍‌‌​ ‌‌‌​​‍‌‌ ‌‍‍ ‌‍‌‌‌ ‍‌​‍‌‌​ ​ ‌​‌​​‍‌‌​ ​ ‌​‌​​‍‌‌​ ​‍​ ​‍​ ‌‍​ ‌‍‌‍​‌‌‍‌‌​ ​ ​ ‌‍‌‍‌​​ ‌‌‌‍​‌‌‍​‍​ ‌​‌‍‌​​‍‌‌​ ​‍​ ​‍​‍‌‌​ ‌‌‌​‌​​‍ ‍‌‍‍‌‌ ‌​‌‍‌‌‌‍ ‌‌ ​ ​‍‌‌​ ‌‌‌​​‍​ ‍​​‍‌‌​ ‌‌‌​‌​​‍‌‍‌ ‌ ‌‍ ‌ ​‍‌‍‍ ‌ ​ ‌ ​​‌‍​‌‌‍​ ‌‍‌‌​ ‌‌ ​​‌ ​‍‌‍ ‌‍‌​‌ ‌‌‌‍​ ‌ ‌​‌‍‍‌‌‍ ‌‍ ‍​‍‌‍‌ ​​‌‍‌‌‌ ​‍‌ ​ ‌ ​​‌‍‌‌‌‍​ ‌ ‌​‌‍‍‌‌ ‌‍‌‍‌‌​ ‌‌ ​​‌ ‌‌‌‍​‍‌‍ ​‌‍‍‌‌ ​ ‌‍‍​‌‍‌‌‌‍‌​​‍​‍‌ ‌
Fremgangsmåte
1. Del kjøleskapskaldt smør i
melet. Tilsett vann og jobb
fingrene, uten å overarbeide
minutter dekket til i kjøleskapet.
2. Trykk ut deigen i en paiform,
10-15 minutter på 225 grader. Ta
varmen til 200 grader.